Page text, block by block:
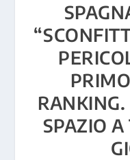
SPAZIO